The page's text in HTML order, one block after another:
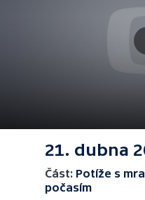
21. dubna
Část: Potíže s
počasím